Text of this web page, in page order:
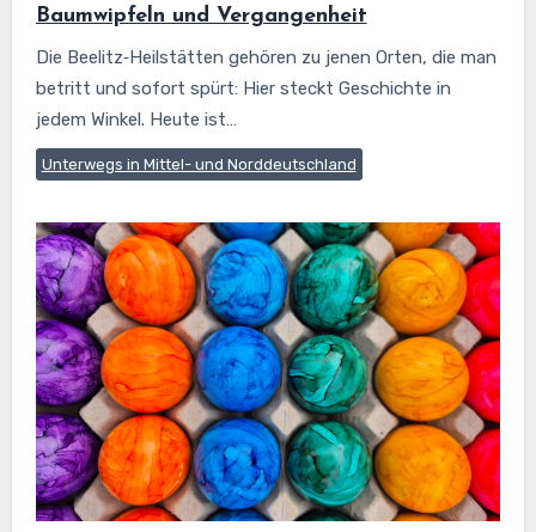
Baumwipfeln und Vergangenheit
Unterwegs in Mittel- und Norddeutschland
Die Beelitz‑Heilstätten gehören zu jenen Orten, die man
betritt und sofort spürt: Hier steckt Geschichte in
jedem Winkel. Heute ist…